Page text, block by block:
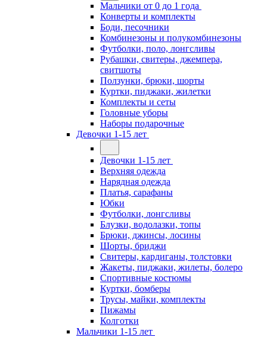
Мальчики от 0 до 1 года
Конверты и комплекты
Боди, песочники
Комбинезоны и полукомбинезоны
Футболки, поло, лонгсливы
Рубашки, свитеры, джемпера,
свитшоты
Ползунки, брюки, шорты
Куртки, пиджаки, жилетки
Комплекты и сеты
Головные уборы
Наборы подарочные
Девочки 1-15 лет
Девочки 1-15 лет
Верхняя одежда
Нарядная одежда
Платья, сарафаны
Юбки
Футболки, лонгсливы
Блузки, водолазки, топы
Брюки, джинсы, лосины
Шорты, бриджи
Свитеры, кардиганы, толстовки
Жакеты, пиджаки, жилеты, болеро
Спортивные костюмы
Куртки, бомберы
Трусы, майки, комплекты
Пижамы
Колготки
Мальчики 1-15 лет